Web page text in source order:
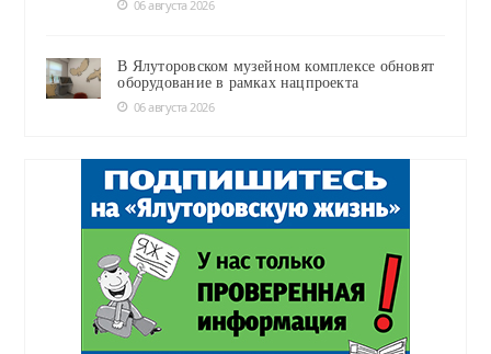
06 августа 2026
В Ялуторовском музейном комплексе обновят
оборудование в рамках нацпроекта
06 августа 2026